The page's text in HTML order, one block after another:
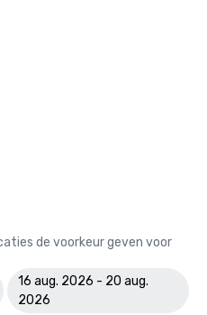
de voorkeur geven voor
16 aug. 2026 - 20 aug.
2026